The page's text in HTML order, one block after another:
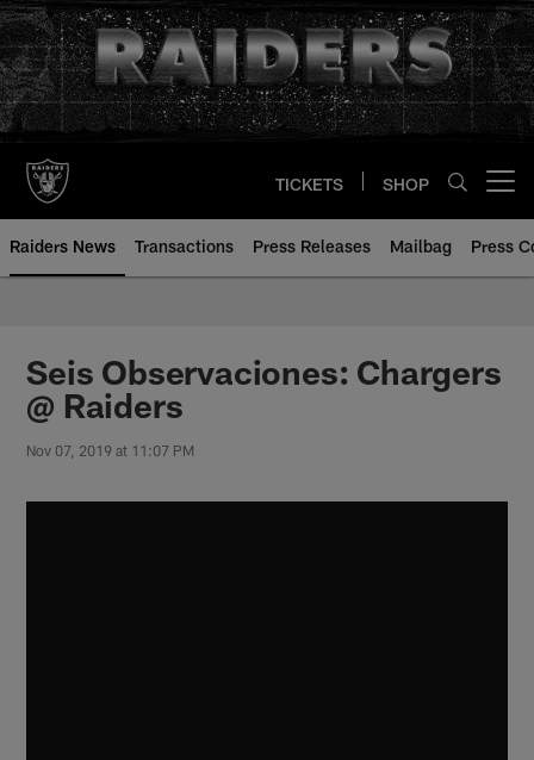
Skip
to
main
content
TICKETS SHOP
Raiders News Transactions Press Releases Mailbag Press
Seis Observaciones: Chargers
@ Raiders
Nov 07, 2019 at 11:07 PM